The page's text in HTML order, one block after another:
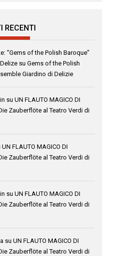
RECENTI
“Gems of the Polish Baroque”
su Gems of the Polish
Giardino di Delizie
su UN FLAUTO MAGICO DI
Zauberflöte al Teatro Verdi di
UN FLAUTO MAGICO DI
Zauberflöte al Teatro Verdi di
su UN FLAUTO MAGICO DI
Zauberflöte al Teatro Verdi di
su UN FLAUTO MAGICO DI
Zauberflöte al Teatro Verdi di